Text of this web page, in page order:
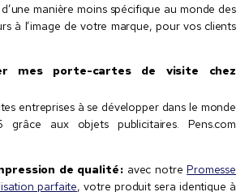
manière moins spécifique au monde des
à l’image de votre marque, pour vos clients
mes porte-cartes de visite chez
entreprises à se développer dans le monde
grâce aux objets publicitaires. Pens.com
de qualité : avec notrePromesse
parfaite, votre produit sera identique à